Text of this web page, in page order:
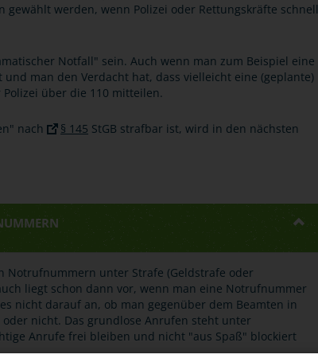
werden, wenn Polizei oder Rettungskräfte schnell
Notfall" sein. Auch wenn man zum Beispiel eine
man den Verdacht hat, dass vielleicht eine (geplante)
über die 110 mitteilen.
nach § 145 StGB strafbar ist, wird in den nächsten
Notrufnummern unter Strafe (Geldstrafe oder
liegt schon dann vor, wenn man eine Notrufnummer
nicht darauf an, ob man gegenüber dem Beamten in
nicht. Das grundlose Anrufen steht unter
Anrufe frei bleiben und nicht "aus Spaß" blockiert